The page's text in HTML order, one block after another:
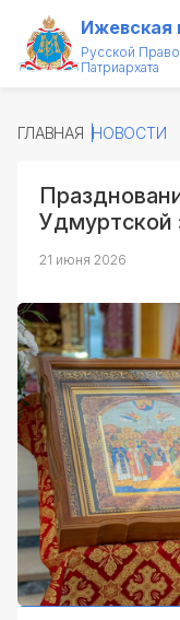
Ижевская
Русской
Патриархата
О епархии
Архипастырь
Медиатека
Святые и
Контакты
ГЛАВНАЯ НОВОСТИ
Удмуртской
21 июня 2026